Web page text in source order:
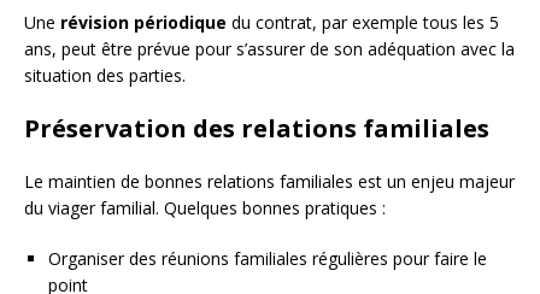
Une révision périodique du contrat, par exemple tous les 5
ans, peut être prévue pour s’assurer de son adéquation avec la
situation des parties.
Préservation des relations familiales
Le maintien de bonnes relations familiales est un enjeu majeur
du viager familial. Quelques bonnes pratiques :
Organiser des réunions familiales régulières pour faire le
point